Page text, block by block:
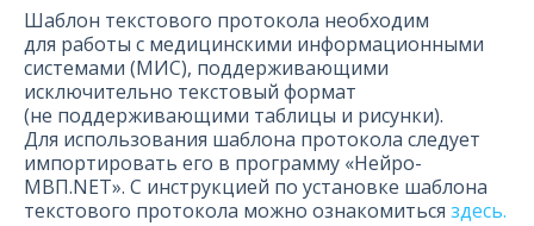
Шаблон текстового протокола необходим
для работы с медицинскими информационными
системами (МИС), поддерживающими
исключительно текстовый формат
(не поддерживающими таблицы и рисунки).
Для использования шаблона протокола следует
импортировать его в программу «Нейро-
МВП.NET». С инструкцией по установке шаблона
текстового протокола можно ознакомиться здесь.